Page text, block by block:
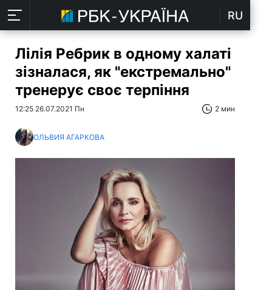
RU
Лілія Ребрик в одному халаті
зізналася, як "екстремально"
тренерує своє терпіння
12:25 26.07.2021 Пн 2 мин
ОЛЬВИЯ АГАРКОВА